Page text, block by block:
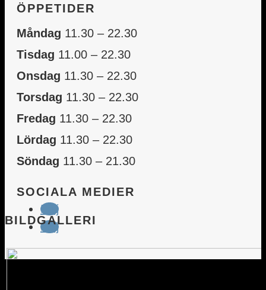
ÖPPETIDER
Måndag 11.30 – 22.30
Tisdag 11.00 – 22.30
Onsdag 11.30 – 22.30
Torsdag 11.30 – 22.30
Fredag 11.30 – 22.30
Lördag 11.30 – 22.30
Söndag 11.30 – 21.30
SOCIALA MEDIER
Följ
Följ
BILDGALLERI